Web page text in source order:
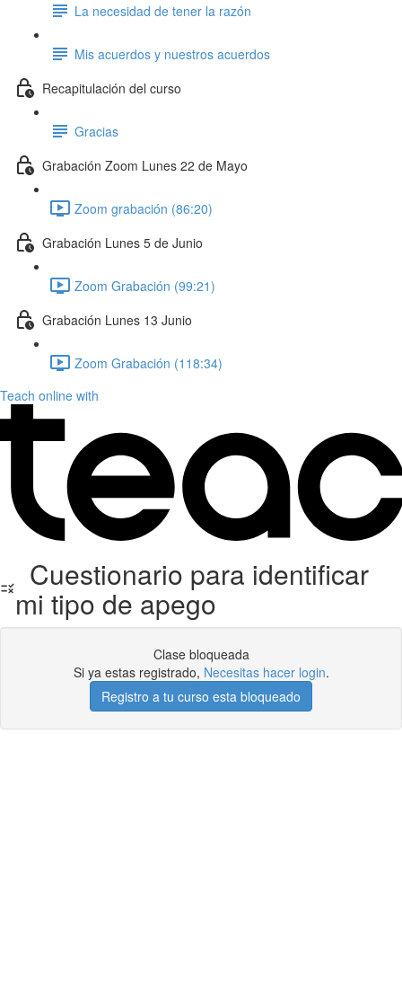
La necesidad de tener la razón
Mis acuerdos y nuestros acuerdos
Recapitulación del curso
Gracias
Grabación Zoom Lunes 22 de Mayo
Zoom grabación (86:20)
Grabación Lunes 5 de Junio
Zoom Grabación (99:21)
Grabación Lunes 13 Junio
Zoom Grabación (118:34)
Teach online with
Cuestionario para identificar
mi tipo de apego
Clase bloqueada
Si ya estas registrado, Necesitas hacer login.
Registro a tu curso esta bloqueado